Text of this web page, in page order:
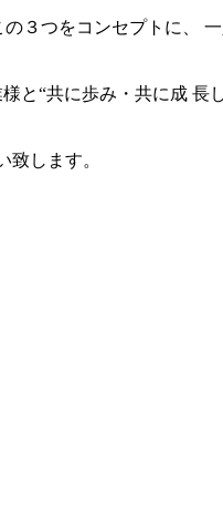
３つをコンセプトに、
と“共に歩み・共に成 長
します。